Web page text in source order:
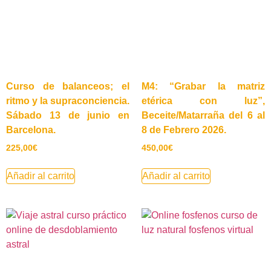
Curso de balanceos; el
ritmo y la supraconciencia.
Sábado 13 de junio en
Barcelona.
225,00€
Añadir al carrito
M4: “Grabar la matriz
etérica con luz”,
Beceite/Matarraña del 6 al
8 de Febrero 2026.
450,00€
Añadir al carrito